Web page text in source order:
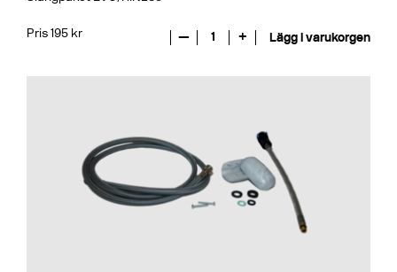
Pris 195 kr — 1 + Lägg i varukorgen